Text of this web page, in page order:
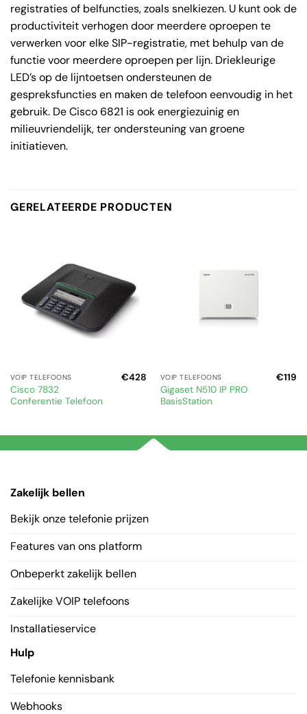
registraties of belfuncties, zoals snelkiezen. U kunt ook de
productiviteit verhogen door meerdere oproepen te
verwerken voor elke SIP-registratie, met behulp van de
functie voor meerdere oproepen per lijn. Driekleurige
LED’s op de lijntoetsen ondersteunen de
gespreksfuncties en maken de telefoon eenvoudig in het
gebruik. De Cisco 6821 is ook energiezuinig en
milieuvriendelijk, ter ondersteuning van groene
initiatieven.
GERELATEERDE PRODUCTEN
VOIP TELEFOONS
Cisco 7832
Conferentie Telefoon
€428 VOIP TELEFOONS
Gigaset N510 IP PRO
BasisStation
€119
Zakelijk bellen
Bekijk onze telefonie prijzen
Features van ons platform
Onbeperkt zakelijk bellen
Zakelijke VOIP telefoons
Installatieservice
Hulp
Telefonie kennisbank
Webhooks